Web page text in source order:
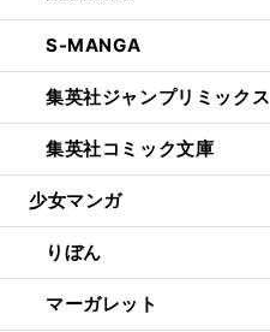
S-MANGA
集英社ジャンプリミックス
集英社コミック文庫
少女マンガ
りぼん
マーガレット